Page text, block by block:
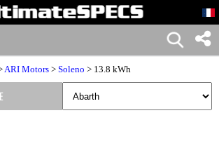
ARI Motors > Soleno > 13.8 kWh